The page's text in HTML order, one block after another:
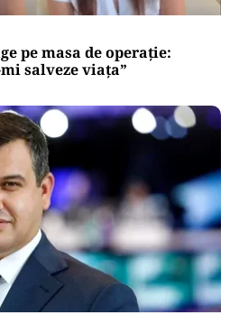
pe masa de operație:
salveze viața”